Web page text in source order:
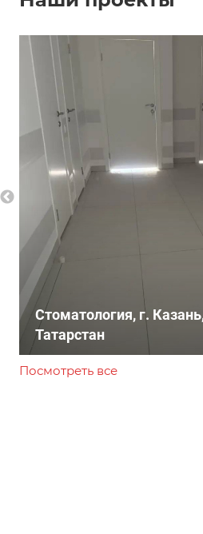
Стоматология, г.
Татарстан
Посмотреть все